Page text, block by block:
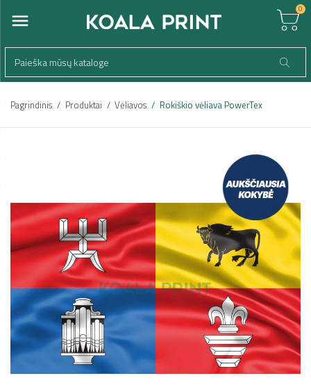
0
Pagrindinis Produktai Vėliavos Rokiškio vėliava PowerTex